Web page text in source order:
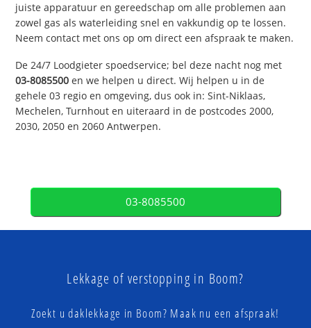
juiste apparatuur en gereedschap om alle problemen aan
zowel gas als waterleiding snel en vakkundig op te lossen.
Neem contact met ons op om direct een afspraak te maken.
De 24/7 Loodgieter spoedservice; bel deze nacht nog met
03-8085500 en we helpen u direct. Wij helpen u in de
gehele 03 regio en omgeving, dus ook in: Sint-Niklaas,
Mechelen, Turnhout en uiteraard in de postcodes 2000,
2030, 2050 en 2060 Antwerpen.
03-8085500
Lekkage of verstopping in Boom?
Zoekt u daklekkage in Boom? Maak nu een afspraak!